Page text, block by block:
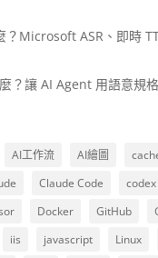
？Microsoft ASR、即時
？讓 AI Agent 用語意規
AI工作流 AI繪圖
Claude Code
codex
Docker GitHub
iis javascript Linux